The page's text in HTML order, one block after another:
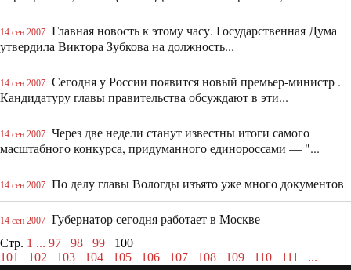
14 сен 2007 Главная новость к этому часу. Государственная Дума
утвердила Виктора Зубкова на должность...
14 сен 2007 Сегодня у России появится новый премьер-министр .
Кандидатуру главы правительства обсуждают в эти...
14 сен 2007 Через две недели станут известны итоги самого
масштабного конкурса, придуманного единороссами — "...
14 сен 2007 По делу главы Вологды изъято уже много документов
14 сен 2007 Губернатор сегодня работает в Москве
Стр. 1 ... 97 98 99 100
101
102 103 104 105 106 107 108 109 110 111 ...